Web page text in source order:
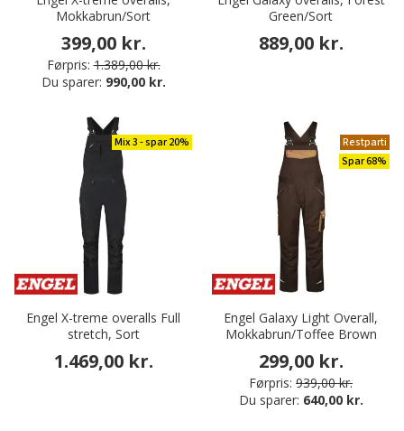
Mokkabrun/Sort
399,00 kr.
Førpris: 1.389,00 kr.
Du sparer: 990,00 kr.
Green/Sort
889,00 kr.
Mix 3 - spar 20%
Engel X-treme overalls Full
stretch, Sort
1.469,00 kr.
Restparti
Spar 68%
Engel Galaxy Light Overall,
Mokkabrun/Toffee Brown
299,00 kr.
Førpris: 939,00 kr.
Du sparer: 640,00 kr.